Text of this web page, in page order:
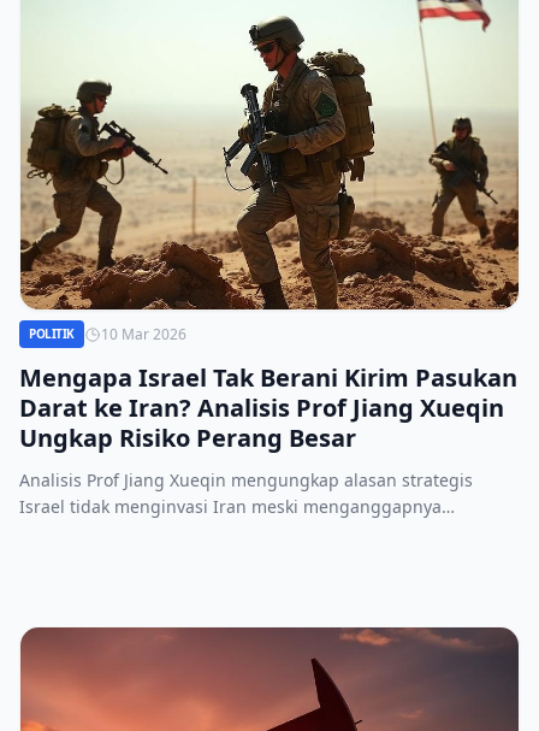
POLITIK 10 Mar 2026
Mengapa Israel Tak Berani Kirim Pasukan
Darat ke Iran? Analisis Prof Jiang Xueqin
Ungkap Risiko Perang Besar
Analisis Prof Jiang Xueqin mengungkap alasan strategis
Israel tidak menginvasi Iran meski menganggapnya